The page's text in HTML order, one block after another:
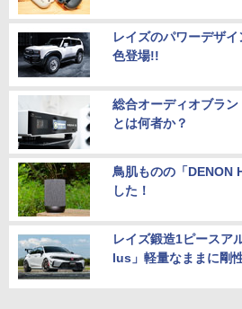
レイズのパワーデザ
色登場!!
総合オーディオブラ
とは何者か？
鳥肌ものの「DENON
した！
レイズ鍛造1ピースア
lus」軽量なままに剛